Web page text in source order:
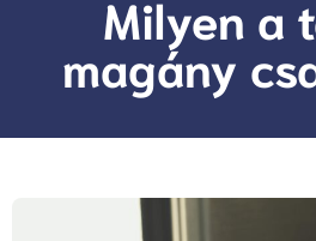
Milyen a
magány